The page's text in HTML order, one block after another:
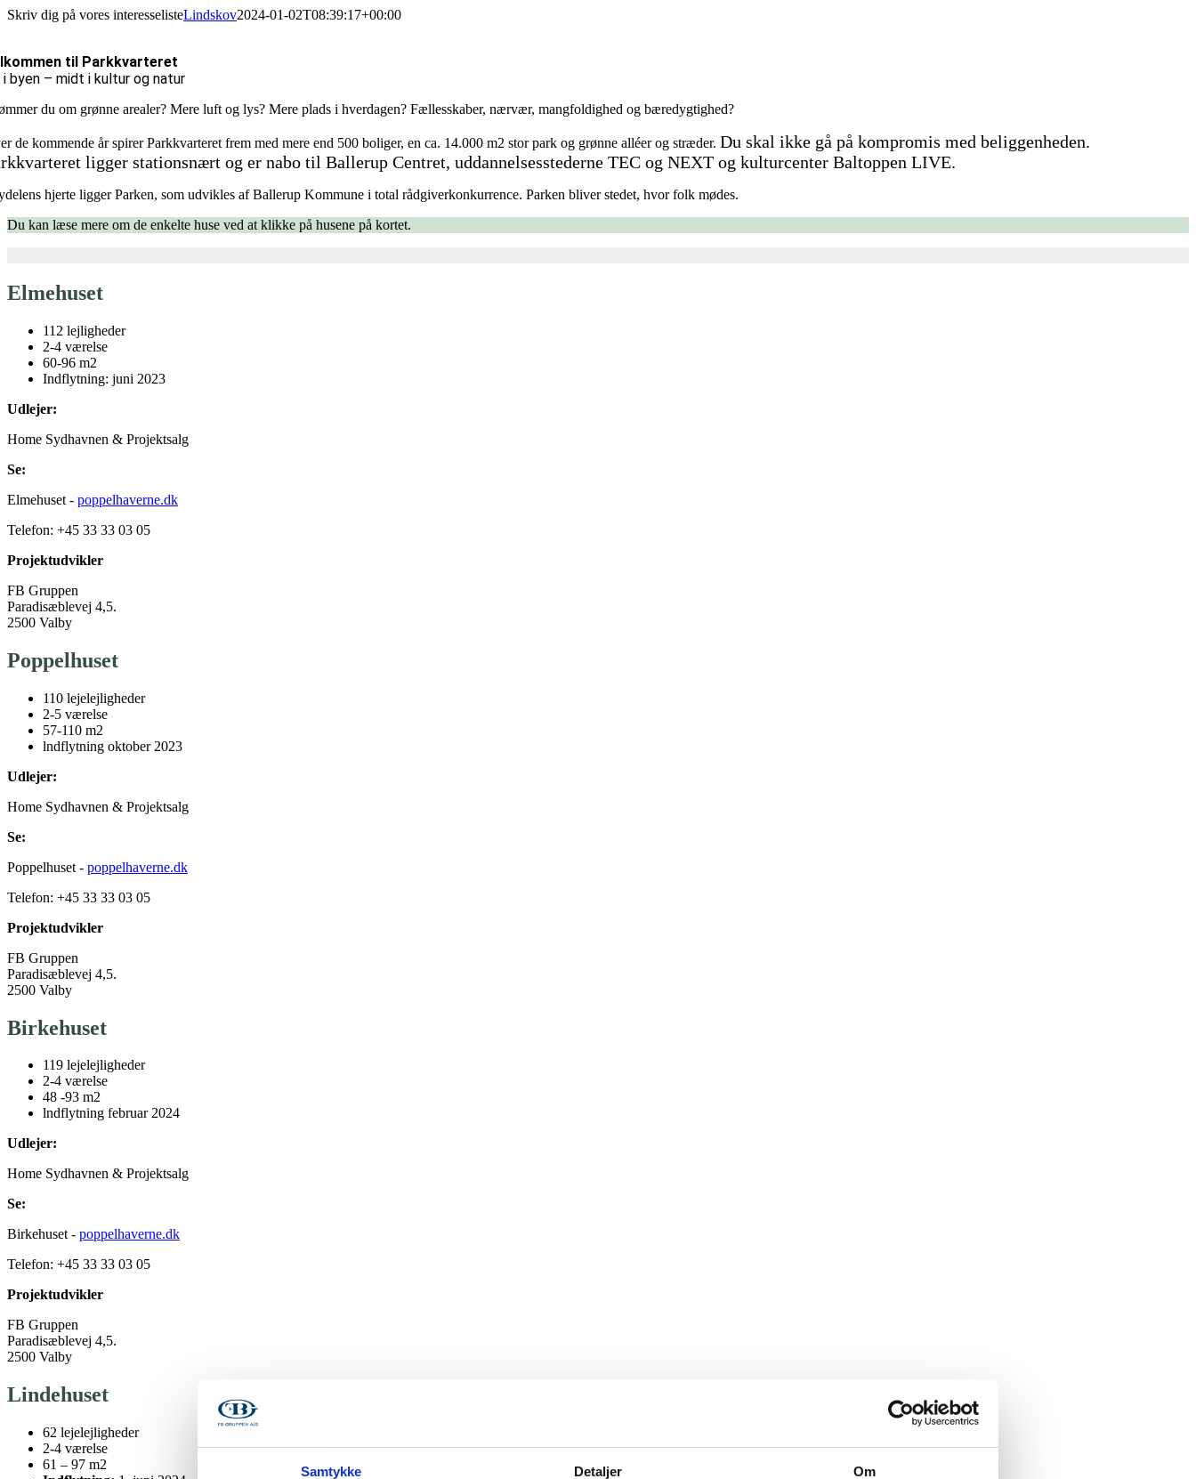
Samtykke Detaljer Om
Skip
Skriv dig på vores interesselisteLindskov2024-01-02T08:39:17+00:00
til Parkkvarteret
i byen – midt i kultur og natur
du om grønne arealer? Mere luft og lys? Mere plads i hverdagen? Fællesskaber, nærvær, mangfoldighed og bæredygtighed?
de kommende år spirer Parkkvarteret frem med mere end 500 boliger, en ca. 14.000 m2 stor park og grønne alléer og stræder. Du skal ikke gå på kompromis med beliggenheden.
ligger stationsnært og er nabo til Ballerup Centret, uddannelsesstederne TEC og NEXT og kulturcenter Baltoppen LIVE.
hjerte ligger Parken, som udvikles af Ballerup Kommune i total rådgiverkonkurrence. Parken bliver stedet, hvor folk mødes.
Du kan læse mere om de enkelte huse ved at klikke på husene på kortet.
Elmehuset
112 lejligheder
2-4 værelse
60-96 m2
Indflytning: juni 2023
Udlejer:
Home Sydhavnen & Projektsalg
Se:
Elmehuset - poppelhaverne.dk
Telefon: +45 33 33 03 05
Projektudvikler
FB Gruppen
Paradisæblevej 4,5.
2500 Valby
Poppelhuset
110 lejelejligheder
2-5 værelse
57-110 m2
lndflytning oktober 2023
Udlejer:
Home Sydhavnen & Projektsalg
Se:
Poppelhuset - poppelhaverne.dk
Telefon: +45 33 33 03 05
Projektudvikler
FB Gruppen
Paradisæblevej 4,5.
2500 Valby
Birkehuset
119 lejelejligheder
2-4 værelse
48 -93 m2
lndflytning februar 2024
Udlejer:
Home Sydhavnen & Projektsalg
Se:
Birkehuset - poppelhaverne.dk
Telefon: +45 33 33 03 05
Projektudvikler
FB Gruppen
Paradisæblevej 4,5.
2500 Valby
Lindehuset
62 lejelejligheder
2-4 værelse
61 – 97 m2